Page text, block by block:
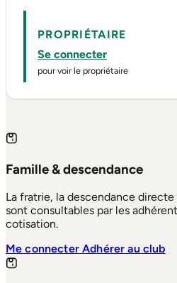
PROPRIÉTAIRE
Se connecter
pour voir le propriétaire
Famille & descendance
La fratrie, la descendance
sont consultables par les
cotisation.
Me connecterAdhérer au club